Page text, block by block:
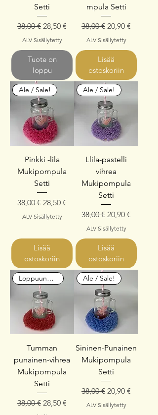
Setti
Normaali hinta
38,00 € Alehinta
28,50 €
ALV Sisällytetty
Tuote on
loppu
mpula Setti
Normaali hinta
38,00 € Alehinta
20,90 €
ALV Sisällytetty
Lisää
ostoskoriin
Ale / Sale!
Pinkki -lila
Mukipompula
Setti
Normaali hinta
38,00 € Alehinta
28,50 €
ALV Sisällytetty
Lisää
ostoskoriin
Ale / Sale!
Llila-pastelli
vihrea
Mukipompula
Setti
Normaali hinta
38,00 € Alehinta
20,90 €
ALV Sisällytetty
Lisää
ostoskoriin
Loppuunmyyty
Tumman
punainen-vihrea
Mukipompula
Setti
Normaali hinta
38,00 € Alehinta
28,50 €
Ale / Sale!
Sininen-Punainen
Mukipompula
Setti
Normaali hinta
38,00 € Alehinta
20,90 €
ALV Sisällytetty